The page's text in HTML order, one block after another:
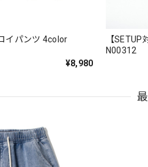
イパンツ 4color
¥8,980
【
N00312